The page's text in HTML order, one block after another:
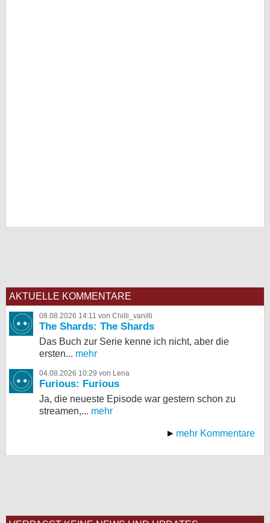
AKTUELLE KOMMENTARE
08.08.2026 14:11 von Chilli_vanilli
The Shards: The Shards
Das Buch zur Serie kenne ich nicht, aber die
ersten... mehr
04.08.2026 10:29 von Lena
Furious: Furious
Ja, die neueste Episode war gestern schon zu
streamen,... mehr
mehr Kommentare